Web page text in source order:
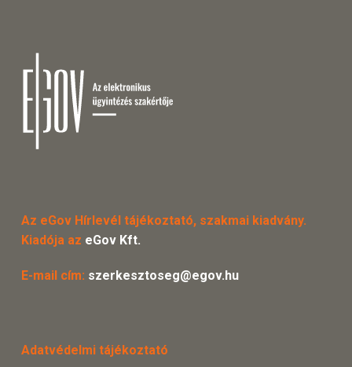
Az eGov Hírlevél tájékoztató, szakmai kiadvány.
Kiadója az eGov Kft.
E-mail cím: szerkesztoseg@egov.hu
Adatvédelmi tájékoztató